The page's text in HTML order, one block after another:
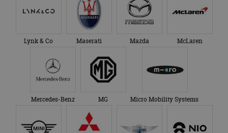
Lynk & Co Maserati Mazda McLaren
Mercedes-Benz MG Micro Mobility Systems